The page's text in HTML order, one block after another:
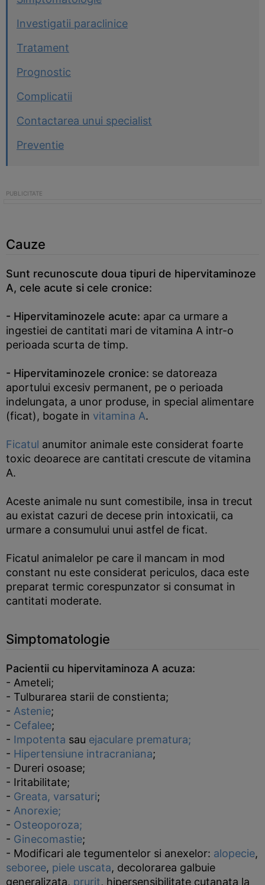
Investigatii paraclinice
Tratament
Prognostic
Complicatii
Contactarea unui specialist
Preventie
Cauze
Sunt recunoscute doua tipuri de hipervitaminoze
A, cele acute si cele cronice:
- Hipervitaminozele acute: apar ca urmare a
ingestiei de cantitati mari de vitamina A intr-o
perioada scurta de timp.
- Hipervitaminozele cronice: se datoreaza
aportului excesiv permanent, pe o perioada
indelungata, a unor produse, in special alimentare
(ficat), bogate in vitamina A.
Ficatul anumitor animale este considerat foarte
toxic deoarece are cantitati crescute de vitamina
A.
Aceste animale nu sunt comestibile, insa in trecut
au existat cazuri de decese prin intoxicatii, ca
urmare a consumului unui astfel de ficat.
Ficatul animalelor pe care il mancam in mod
constant nu este considerat periculos, daca este
preparat termic corespunzator si consumat in
cantitati moderate.
Simptomatologie
Pacientii cu hipervitaminoza A acuza:
- Ameteli;
- Tulburarea starii de constienta;
- Astenie;
- Cefalee;
- Impotenta sau ejaculare prematura;
- Hipertensiune intracraniana;
- Dureri osoase;
- Iritabilitate;
- Greata, varsaturi;
- Anorexie;
- Osteoporoza;
- Ginecomastie;
- Modificari ale tegumentelor si anexelor: alopecie,
seboree, piele uscata, decolorarea galbuie
generalizata, prurit, hipersensibilitate cutanata la